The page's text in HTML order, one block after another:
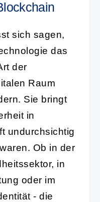
sich sagen,
das
der
Raum
Sie bringt
in
undurchsichtig
Ob in der
in
oder im
- die